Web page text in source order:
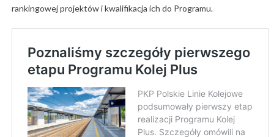
rankingowej projektów i kwalifikacja ich do Programu.